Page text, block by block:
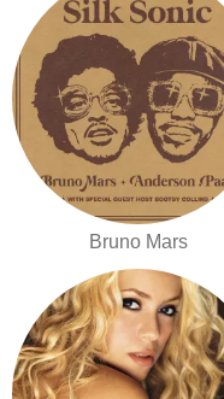
Bruno Mars